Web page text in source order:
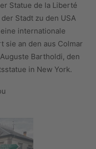
Statue de la Liberté
Stadt zu den USA
internationale
sie an den aus Colmar
Bartholdi, den
in New York.